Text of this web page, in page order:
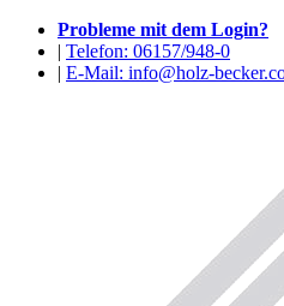
Probleme mit dem Login?
| Telefon: 06157/948-0
| E-Mail: info@holz-